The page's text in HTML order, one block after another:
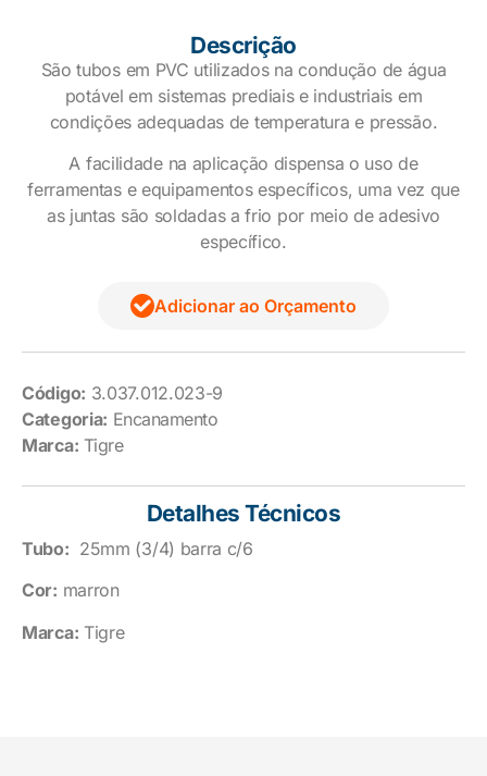
Descrição
São tubos em PVC utilizados na condução de água
potável em sistemas prediais e industriais em
condições adequadas de temperatura e pressão.
A facilidade na aplicação dispensa o uso de
ferramentas e equipamentos específicos, uma vez que
as juntas são soldadas a frio por meio de adesivo
específico.
Adicionar ao Orçamento
Código: 3.037.012.023-9
Categoria: Encanamento
Marca: Tigre
Detalhes Técnicos
Tubo: 25mm (3/4) barra c/6
Cor: marron
Marca: Tigre